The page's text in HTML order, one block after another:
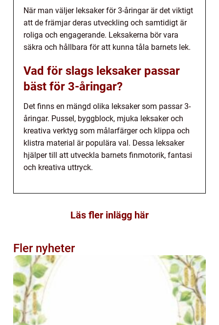
När man väljer leksaker för 3-åringar är det viktigt
att de främjar deras utveckling och samtidigt är
roliga och engagerande. Leksakerna bör vara
säkra och hållbara för att kunna tåla barnets lek.
Vad för slags leksaker passar
bäst för 3-åringar?
Det finns en mängd olika leksaker som passar 3-
åringar. Pussel, byggblock, mjuka leksaker och
kreativa verktyg som målarfärger och klippa och
klistra material är populära val. Dessa leksaker
hjälper till att utveckla barnets finmotorik, fantasi
och kreativa uttryck.
Läs fler inlägg här
Fler nyheter